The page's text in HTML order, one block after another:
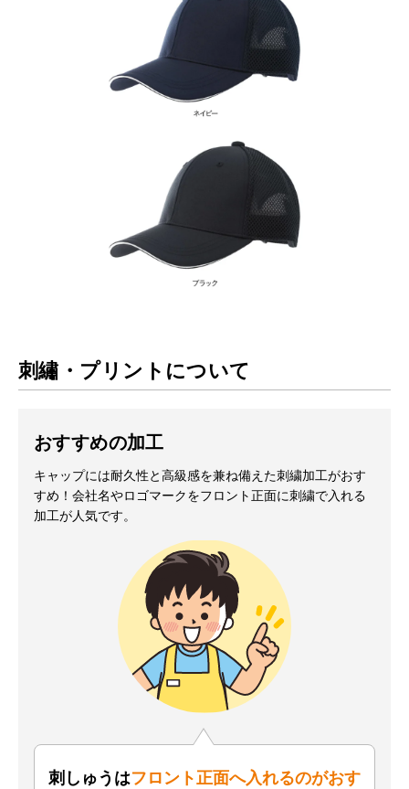
刺繡・プリントについて
おすすめの加工
キャップには耐久性と高級感を兼ね備えた刺繍加工がおす
すめ！会社名やロゴマークをフロント正面に刺繍で入れる
加工が人気です。
刺しゅうはフロント正面へ入れるのがおす